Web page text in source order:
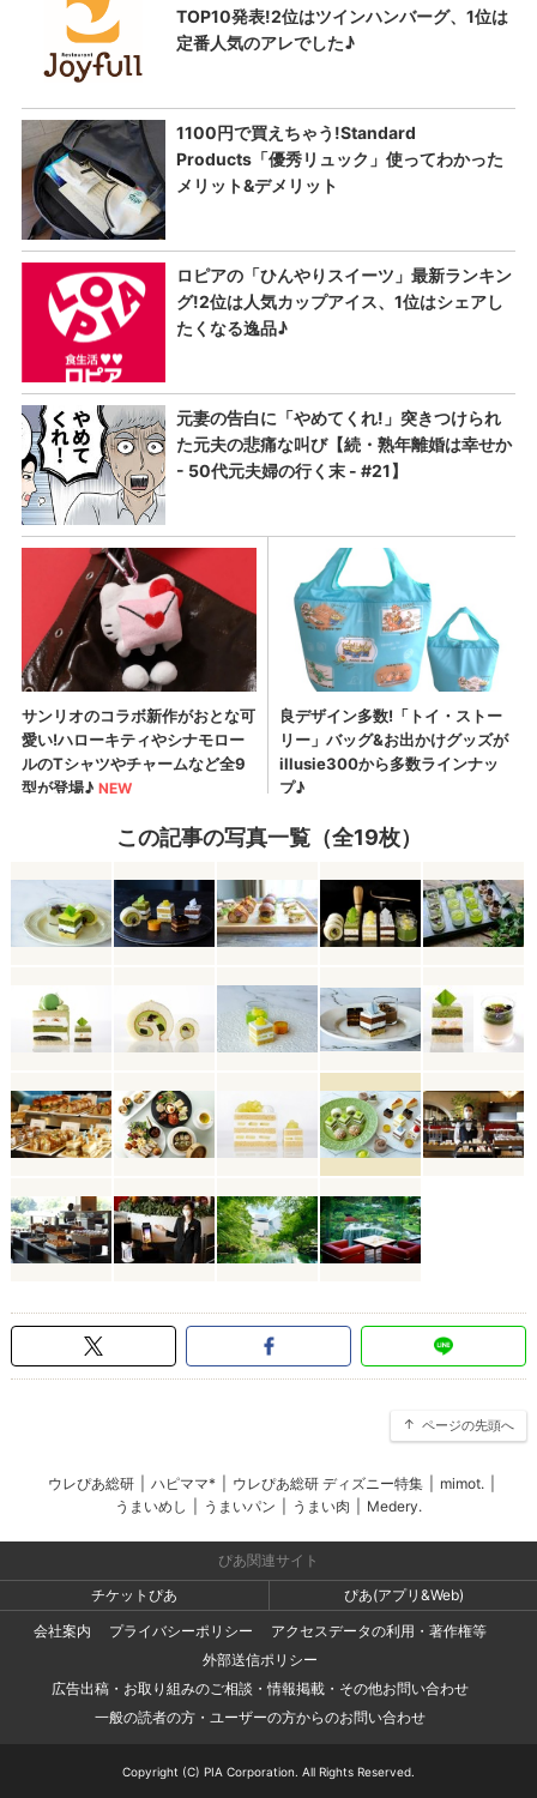
この記事の写真一覧（全19枚）
ページの先頭へ
ウレぴあ総研 ハピママ* ウレぴあ総研 ディズニー特集 mimot.
うまいめし
うまいパン うまい肉 Medery.
ぴあ関連サイト
チケットぴあ
ぴあ(アプリ&Web)
会社案内
プライバシーポリシー
アクセスデータの利用・著作権等
外部送信ポリシー
広告出稿・お取り組みのご相談・情報掲載・その他お問い合わせ
一般の読者の方・ユーザーの方からのお問い合わせ
Copyright (C) PIA Corporation. All Rights Reserved.